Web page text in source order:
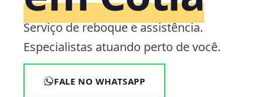
Serviço de reboque e assistência.
Especialistas atuando perto de você.
FALE NO WHATSAPP